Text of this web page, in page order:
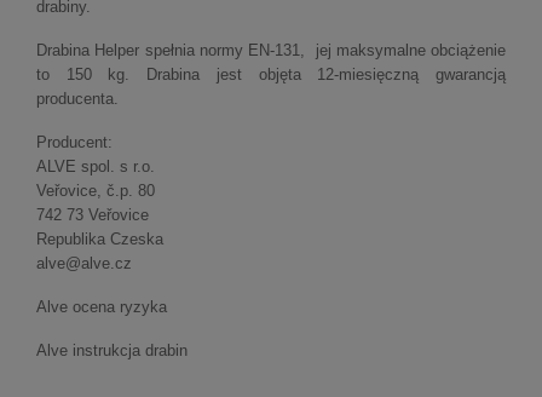
drabiny.
Drabina Helper spełnia normy EN-131, jej maksymalne obciążenie
to 150 kg. Drabina jest objęta 12-miesięczną gwarancją
producenta.
Producent:
ALVE spol. s r.o.
Veřovice, č.p. 80
742 73 Veřovice
Republika Czeska
alve@alve.cz
Alve ocena ryzyka
Alve instrukcja drabin